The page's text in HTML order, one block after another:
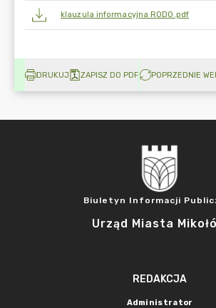
klauzula informacyjna RODO.pdf
DRUKUJ ZAPISZ DO PDF POPRZEDNIE
Biuletyn Informacji
Urząd Miasta
REDAKCJA
Administrator